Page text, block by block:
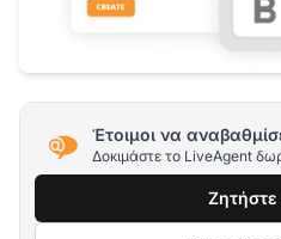
Έτοιμοι να
Δοκιμάστε το LiveAgent